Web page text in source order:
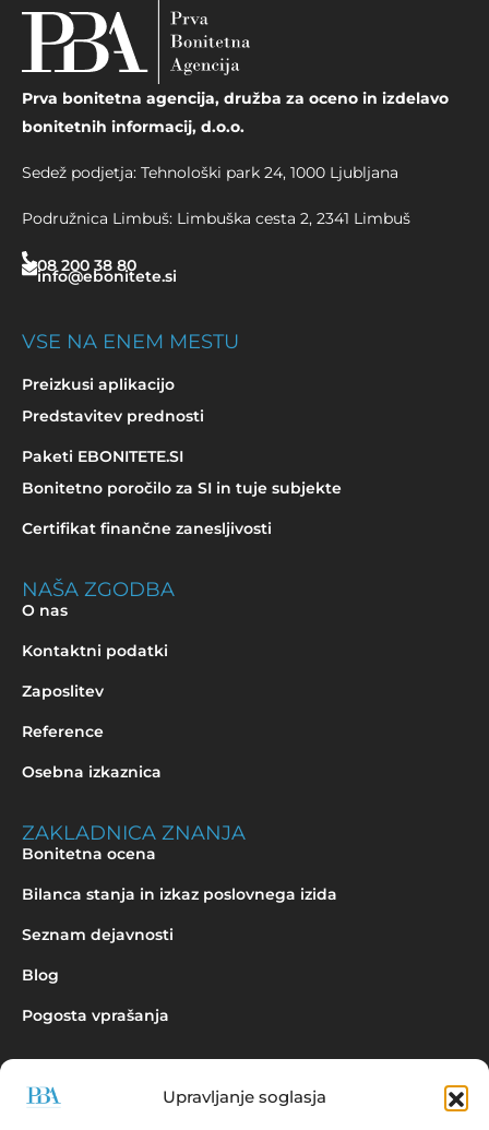
Upravljanje soglasja
Prva bonitetna agencija, družba za oceno in izdelavo
bonitetnih informacij, d.o.o.
Sedež podjetja: Tehnološki park 24, 1000 Ljubljana
Podružnica Limbuš: Limbuška cesta 2, 2341 Limbuš
08 200 38 80
info@ebonitete.si
VSE NA ENEM MESTU
Preizkusi aplikacijo
Predstavitev prednosti
Paketi EBONITETE.SI
Bonitetno poročilo za SI in tuje subjekte
Certifikat finančne zanesljivosti
NAŠA ZGODBA
O nas
Kontaktni podatki
Zaposlitev
Reference
Osebna izkaznica
ZAKLADNICA ZNANJA
Bonitetna ocena
Bilanca stanja in izkaz poslovnega izida
Seznam dejavnosti
Blog
Pogosta vprašanja
Povpraševanje